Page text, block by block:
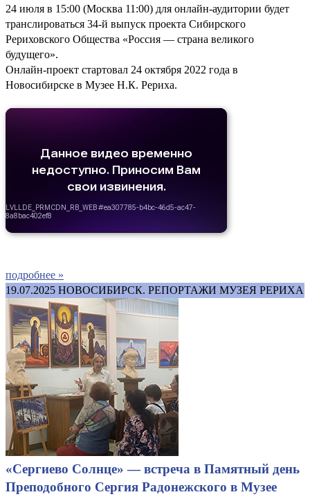
24 июля в 15:00 (Москва 11:00) для онлайн-аудитории будет
транслироваться 34-й выпуск проекта Сибирского
Рериховского Общества «Россия — страна великого
будущего».
Онлайн-проект стартовал 24 октября 2022 года в
Новосибирске в Музее Н.К. Рериха.
подробнее »
19.07.2025 НОВОСИБИРСК. РЕПОРТАЖИ МУЗЕЯ РЕРИХА
«Сергиево Солнце» — встреча в Памятный день
Преподобного Сергия Радонежского в Музее